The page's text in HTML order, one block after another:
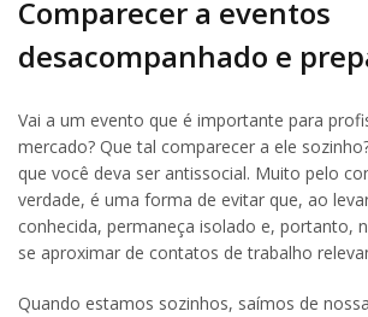
Comparecer a eventos
desacompanhado e
Vai a um evento que é importante para
mercado? Que tal comparecer a ele
que você deva ser antissocial. Muito pelo
verdade, é uma forma de evitar que, ao
conhecida, permaneça isolado e, portanto,
se aproximar de contatos de trabalho
Quando estamos sozinhos, saímos de